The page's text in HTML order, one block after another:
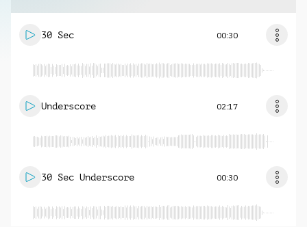
30 Sec 00:30
Underscore 02:17
30 Sec Underscore 00:30